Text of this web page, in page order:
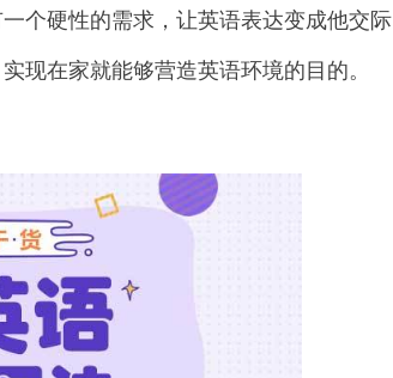
硬性的需求，让英语表达变成他交际
现在家就能够营造英语环境的目的。